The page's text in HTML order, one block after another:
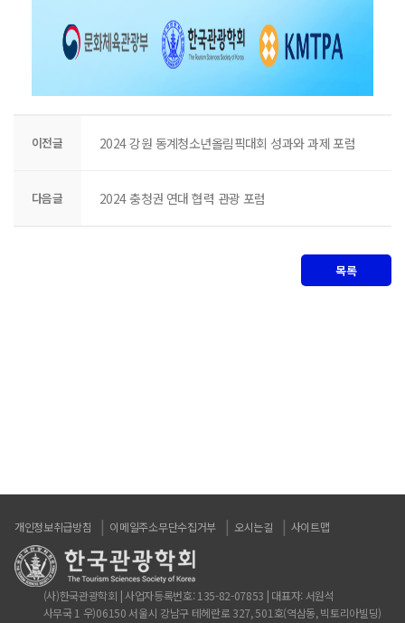
이전글 2024 강원 동계청소년올림픽대회 성과와 과제 포럼
다음글 2024 충청권 연대 협력 관광 포럼
목록
개인정보취급방침 이메일주소무단수집거부 오시는길 사이트맵
(사)한국관광학회 | 사업자등록번호: 135-82-07853 | 대표자: 서원석
사무국 1 우)06150 서울시 강남구 테헤란로 327, 501호(역삼동, 빅토리아빌딩)